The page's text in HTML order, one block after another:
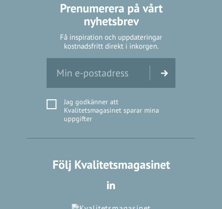
Prenumerera på vårt
nyhetsbrev
Få inspiration och uppdateringar
kostnadsfritt direkt i inkorgen.
Jag godkänner att
Kvalitetsmagasinet sparar mina
uppgifter
Följ Kvalitetsmagasinet